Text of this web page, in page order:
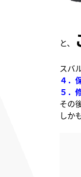
と、
スバ
４．
５．
その
しか